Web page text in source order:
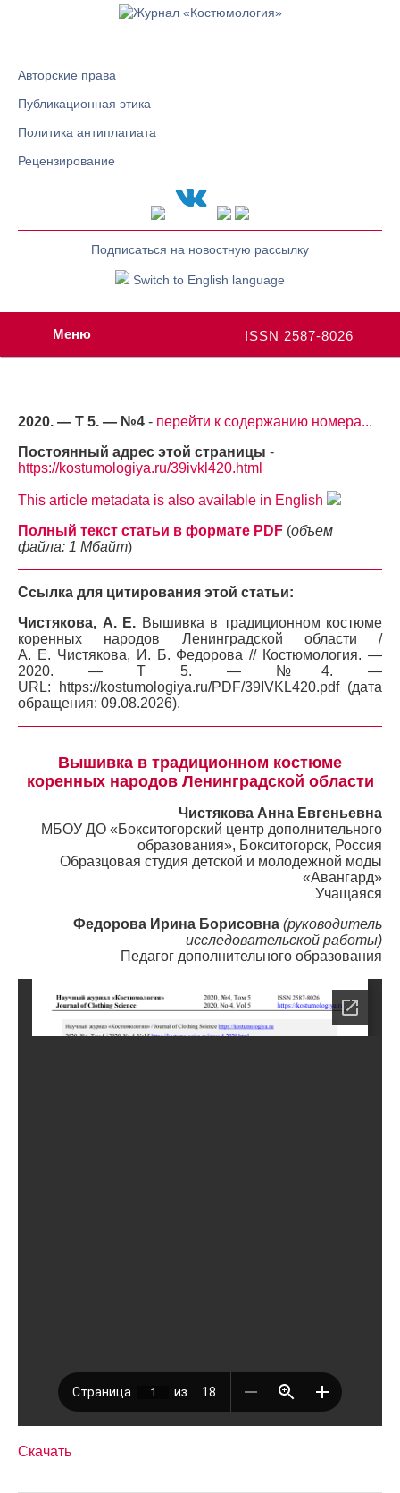
Авторские права
Публикационная этика
Политика антиплагиата
Рецензирование
Подписаться на новостную рассылку
Switch to English language
ISSN 2587-8026
Меню
2020. — Т 5. — №4 - перейти к содержанию номера...
Постоянный адрес этой страницы -
https://kostumologiya.ru/39ivkl420.html
This article metadata is also available in English
Полный текст статьи в формате PDF (объем
файла: 1 Мбайт)
Ссылка для цитирования этой статьи:
Чистякова, А. Е. Вышивка в традиционном костюме
коренных народов Ленинградской области /
А. Е. Чистякова, И. Б. Федорова // Костюмология. —
2020. — Т 5. — №4. —
URL: https://kostumologiya.ru/PDF/39IVKL420.pdf (дата
обращения: 09.08.2026).
Вышивка в традиционном костюме
коренных народов Ленинградской области
Чистякова Анна Евгеньевна
МБОУ ДО «Бокситогорский центр дополнительного
образования», Бокситогорск, Россия
Образцовая студия детской и молодежной моды
«Авангард»
Учащаяся
Федорова Ирина Борисовна (руководитель
исследовательской работы)
Педагог дополнительного образования
Скачать